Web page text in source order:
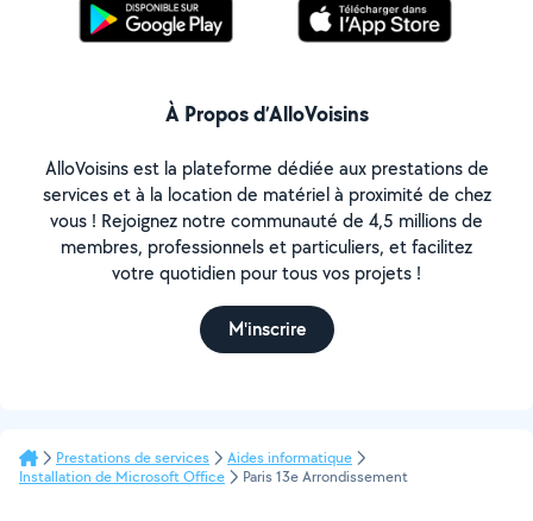
À Propos d’AlloVoisins
AlloVoisins est la plateforme dédiée aux prestations de
services et à la location de matériel à proximité de chez
vous ! Rejoignez notre communauté de 4,5 millions de
membres, professionnels et particuliers, et facilitez
votre quotidien pour tous vos projets !
M'inscrire
Prestations de services
Aides informatique
Installation de Microsoft Office
Paris 13e Arrondissement